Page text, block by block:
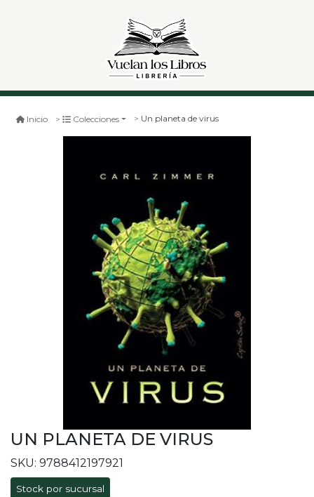
Inicio Colecciones Un planeta de virus
UN PLANETA DE VIRUS
SKU: 9788412197921
Stock por sucursal